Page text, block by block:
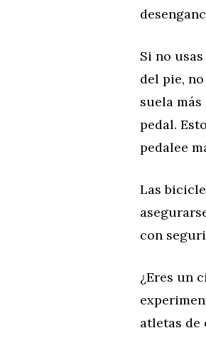
Si no
del pie,
suela
pedal.
pedalee
Las
con
¿Eres un
atletas de